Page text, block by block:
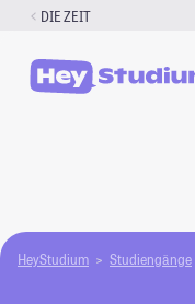
Zum
springen
DIE ZEIT
HeyStudium Studiengänge